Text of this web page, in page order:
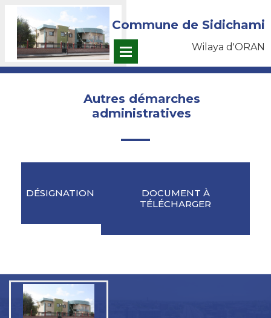
Commune de Sidichami
Wilaya d'ORAN
Autres démarches
administratives
DÉSIGNATION
DOCUMENT À
TÉLÉCHARGER